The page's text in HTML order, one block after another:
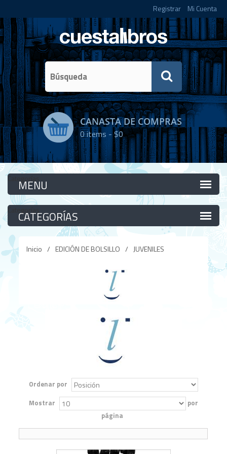
Registrar Mi Cuenta
CANASTA DE COMPRAS
0items -$0
Categorías
Categorías
Inicio / EDICIÓN DE BOLSILLO / JUVENILES
Ordenar por
Mostrar
por
página